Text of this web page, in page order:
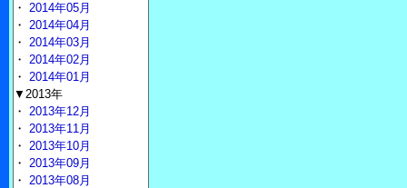
・ 2014年05月
・ 2014年04月
・ 2014年03月
・ 2014年02月
・ 2014年01月
▼2013年
・ 2013年12月
・ 2013年11月
・ 2013年10月
・ 2013年09月
・ 2013年08月